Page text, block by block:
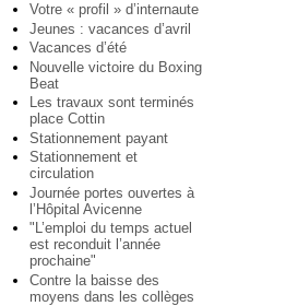
Votre « profil » d’internaute
Jeunes : vacances d’avril
Vacances d’été
Nouvelle victoire du Boxing
Beat
Les travaux sont terminés
place Cottin
Stationnement payant
Stationnement et
circulation
Journée portes ouvertes à
l’Hôpital Avicenne
"L’emploi du temps actuel
est reconduit l’année
prochaine"
Contre la baisse des
moyens dans les collèges